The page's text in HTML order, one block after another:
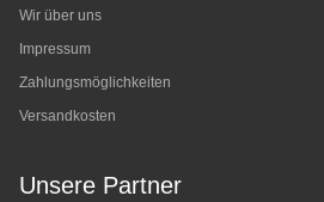
Wir über uns
Impressum
Zahlungsmöglichkeiten
Versandkosten
Unsere Partner